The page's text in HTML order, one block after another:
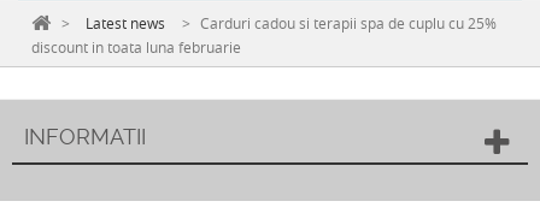
> Latest news > Carduri cadou si terapii spa de cuplu cu 25%
discount in toata luna februarie
INFORMATII